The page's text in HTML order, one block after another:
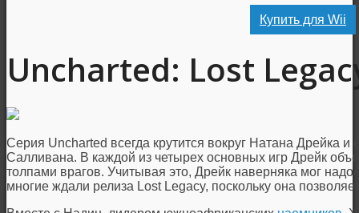
Купить для Wii
Uncharted: Lost
Cерия Uncharted всегда крутится вокруг Натана Дрейка и
Салливана. В каждой из четырех основных игр Дрейк
толпами врагов. Учитывая это, Дрейк наверняка мог
многие ждали релиза Lost Legacy, поскольку она